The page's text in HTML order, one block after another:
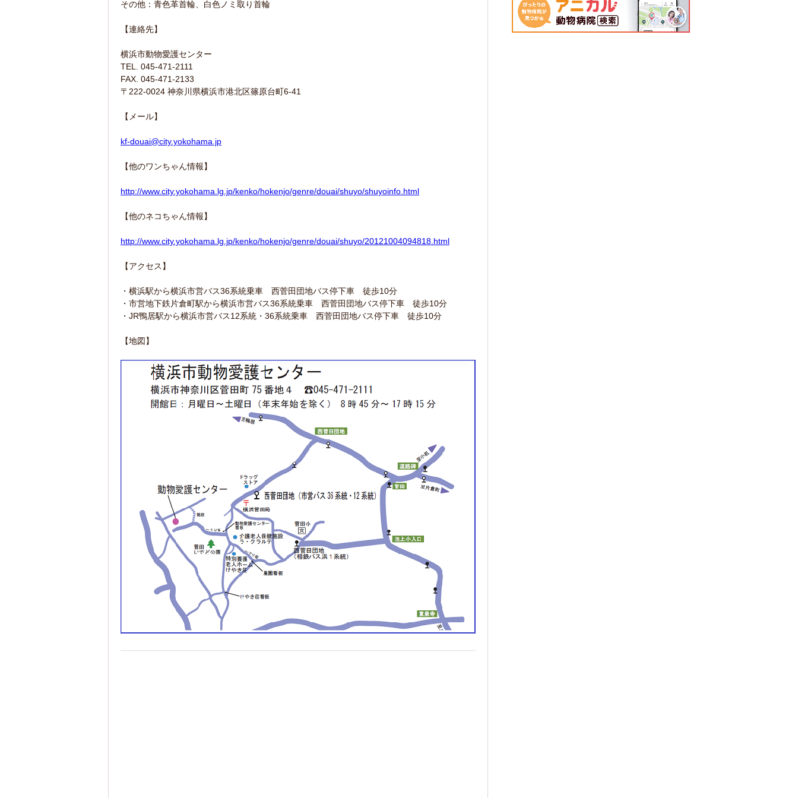
その他：青色革首輪、白色ノミ取り首輪
【連絡先】
横浜市動物愛護センター
TEL. 045-471-2111
FAX. 045-471-2133
〒222-0024 神奈川県横浜市港北区篠原台町6-41
【メール】
kf-douai@city.yokohama.jp
【他のワンちゃん情報】
http://www.city.yokohama.lg.jp/kenko/hokenjo/genre/douai/shuyo/shuyoinfo.html
【他のネコちゃん情報】
http://www.city.yokohama.lg.jp/kenko/hokenjo/genre/douai/shuyo/20121004094818.html
【アクセス】
・横浜駅から横浜市営バス36系統乗車 西菅田団地バス停下車 徒歩10分
・市営地下鉄片倉町駅から横浜市営バス36系統乗車 西菅田団地バス停下車 徒歩10分
・JR鴨居駅から横浜市営バス12系統・36系統乗車 西菅田団地バス停下車 徒歩10分
【地図】